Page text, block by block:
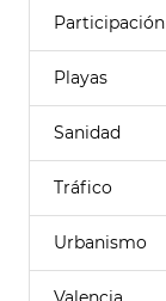
Participación
Playas
Sanidad
Tráfico
Urbanismo